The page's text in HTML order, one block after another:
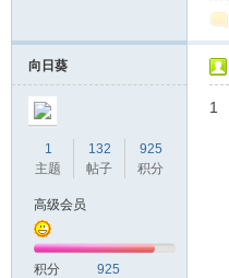
向日葵
1
主题
132
帖子
925
积分
高级会员
积分 925
1